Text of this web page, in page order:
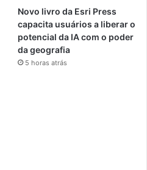
Novo livro da Esri Press
capacita usuários a liberar o
potencial da IA ​​com o poder
da geografia
5 horas atrás